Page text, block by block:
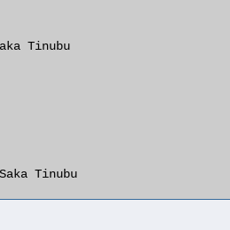
Tinubu
Tinubu